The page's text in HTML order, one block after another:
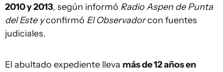
2010 y 2013, según informó Radio Aspen de Punta
del Este yconfirmó El Observadorcon fuentes
judiciales.
El abultado expediente lleva más de 12 años en